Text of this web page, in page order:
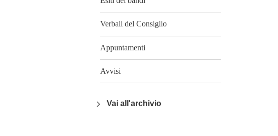
Verbali del Consiglio
Appuntamenti
Avvisi
Vai all'archivio